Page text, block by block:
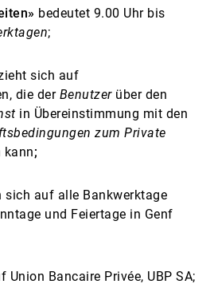
bedeutet 9.00 Uhr bis
;
sich auf
die der Benutzer über den
in Übereinstimmung mit den
zum Private
kann;
sich auf alle Bankwerktage
und Feiertage in Genf
Union Bancaire Privée, UBP SA;